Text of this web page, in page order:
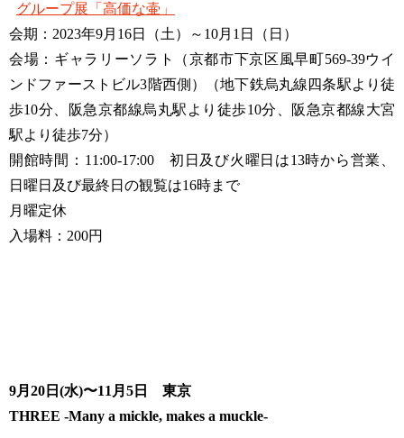
グループ展「高価な壷」
会期：2023年9月16日（土）～10月1日（日）
会場：ギャラリーソラト（京都市下京区風早町569-39ウイ
ンドファーストビル3階西側）（地下鉄烏丸線四条駅より徒
歩10分、阪急京都線烏丸駅より徒歩10分、阪急京都線大宮
駅より徒歩7分）
開館時間：11:00-17:00 初日及び火曜日は13時から営業、
日曜日及び最終日の観覧は16時まで
月曜定休
入場料：200円
9月20日(水)〜11月5日 東京
THREE -Many a mickle, makes a muckle-